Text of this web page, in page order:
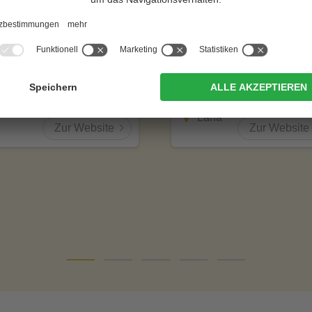
Brunner
+
Zur Website
Gardensuites &
Lana
Zur Website